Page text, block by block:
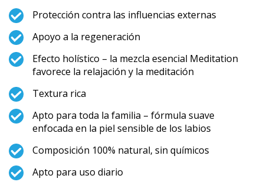
Protección contra las influencias externas
Apoyo a la regeneración
Efecto holístico – la mezcla esencial Meditation
favorece la relajación y la meditación
Textura rica
Apto para toda la familia – fórmula suave
enfocada en la piel sensible de los labios
Composición 100% natural, sin químicos
Apto para uso diario